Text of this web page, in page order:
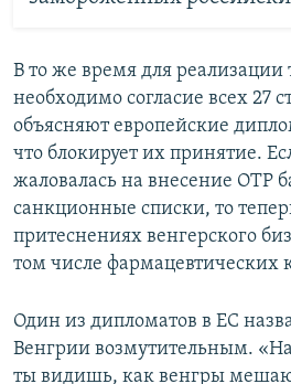
В то же время для реализации
необходимо согласие всех 27
объясняют европейские
что блокирует их принятие.
жаловалась на внесение OTP
санкционные списки, то
притеснениях венгерского
том числе фармацевтических
Один из дипломатов в ЕС
Венгрии возмутительным.
ты видишь, как венгры